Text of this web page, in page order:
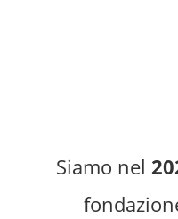
Siamo nel